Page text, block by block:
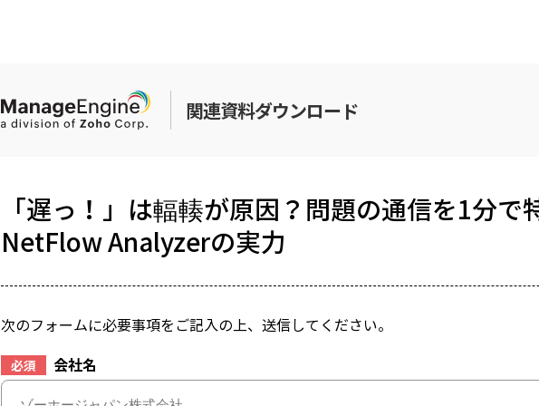
関連資料ダウンロード
「遅っ！」は輻輳が原因？問題の通信を1分で
NetFlow Analyzerの実力
次のフォームに必要事項をご記入の上、送信してください。
必須 会社名